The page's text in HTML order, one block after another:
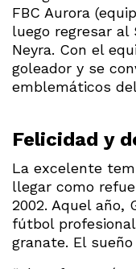
FBC Aurora
luego regresar al
Neyra. Con el
goleador y se
emblemáticos
Felicidad y
La excelente
llegar como
2002. Aquel año,
fútbol
granate. El